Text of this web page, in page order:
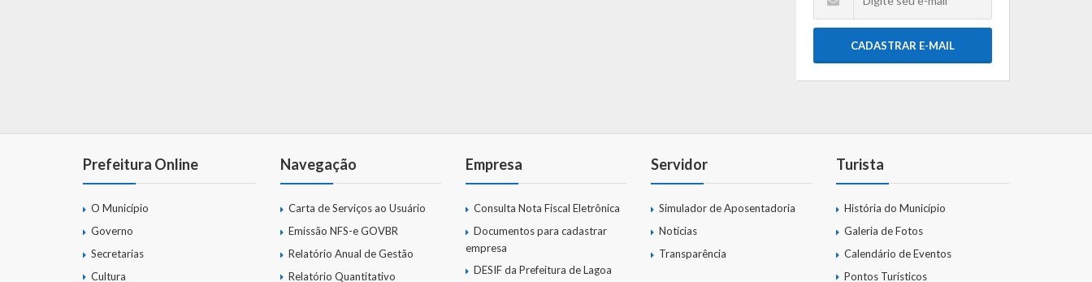
CADASTRAR E-MAIL
Prefeitura Online
O Município
Governo
Secretarias
Cultura
Navegação
Carta de Serviços ao Usuário
Emissão NFS-e GOVBR
Relatório Anual de Gestão
Relatório Quantitativo
Empresa
Consulta Nota Fiscal Eletrônica
Documentos para cadastrar
empresa
DESIF da Prefeitura de Lagoa
Servidor
Simulador de Aposentadoria
Notícias
Transparência
Turista
História do Município
Galeria de Fotos
Calendário de Eventos
Pontos Turísticos